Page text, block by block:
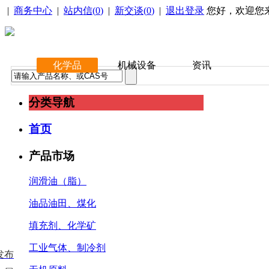
| 商务中心 | 站内信(0) | 新交谈(0) | 退出登录 您好，欢迎您
化学品 机械设备 资讯
分类导航
首页
产品市场
润滑油（脂）
油品油田、煤化
填充剂、化学矿
工业气体、制冷剂
布